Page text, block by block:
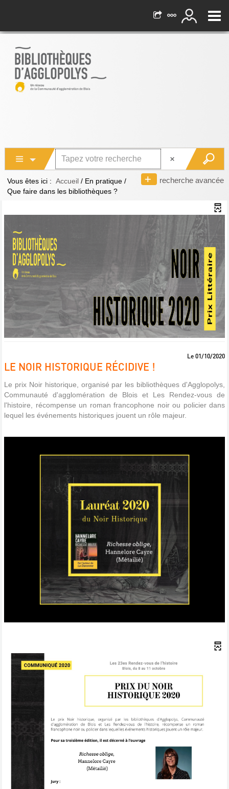
recherche avancée
Vous êtes ici : Accueil / En pratique /
Que faire dans les bibliothèques ?
Le 01/10/2020
LE NOIR HISTORIQUE RÉCIDIVE !
Le prix Noir historique, organisé par les bibliothèques d'Agglopolys,
Communauté d'agglomération de Blois et Les Rendez-vous de
l'histoire, récompense un roman francophone noir ou policier dans
lequel les événements historiques jouent un rôle majeur.